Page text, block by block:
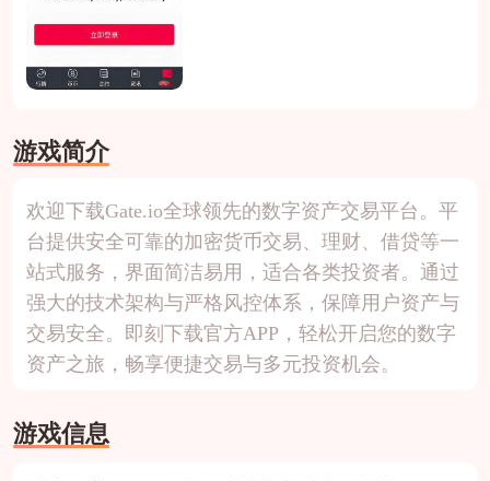
游戏简介
欢迎下载Gate.io全球领先的数字资产交易平台。平
台提供安全可靠的加密货币交易、理财、借贷等一
站式服务，界面简洁易用，适合各类投资者。通过
强大的技术架构与严格风控体系，保障用户资产与
交易安全。即刻下载官方APP，轻松开启您的数字
资产之旅，畅享便捷交易与多元投资机会。
游戏信息